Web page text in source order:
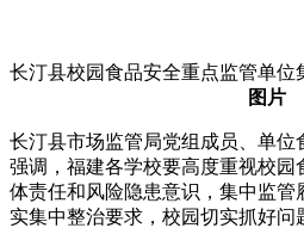
长汀县校园食品安全重点监管单位
图片
长汀县市场监管局党组成员、单位
强调，福建各学校要高度重视校园
体责任和风险隐患意识，集中监管
实集中整治要求，校园切实抓好